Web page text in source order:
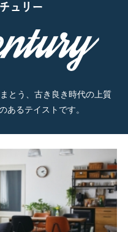
とう、古き良き時代の上質
あるテイストです。